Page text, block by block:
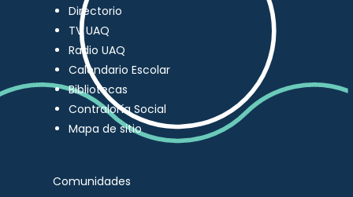
Directorio
TV UAQ
Radio UAQ
Calendario Escolar
Bibliotecas
Contraloría Social
Mapa de sitio
Comunidades